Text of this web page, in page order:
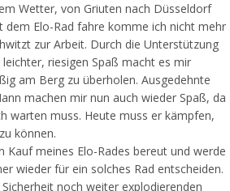
Wetter, von Griuten nach Düsseldorf
dem Elo-Rad fahre komme ich nicht mehr
zur Arbeit. Durch die Unterstützung
riesigen Spaß macht es mir
am Berg zu überholen. Ausgedehnte
machen mir nun auch wieder Spaß, da
warten muss. Heute muss er kämpfen,
können.
Kauf meines Elo-Rades bereut und werde
wieder für ein solches Rad entscheiden.
noch weiter explodierenden